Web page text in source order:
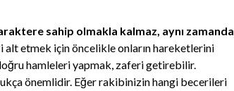
sahip olmakla kalmaz, aynı zamanda
alt etmek için öncelikle onların hareketlerini
hamleleri yapmak, zaferi getirebilir.
önemlidir. Eğer rakibinizin hangi becerileri